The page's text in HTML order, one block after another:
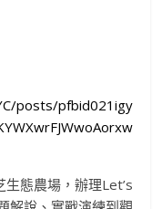
posts/pfbid021igy
態農場，辦理Let’s